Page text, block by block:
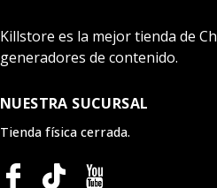
Killstore es la mejor tienda de
generadores de contenido.
NUESTRA SUCURSAL
Tienda física cerrada.